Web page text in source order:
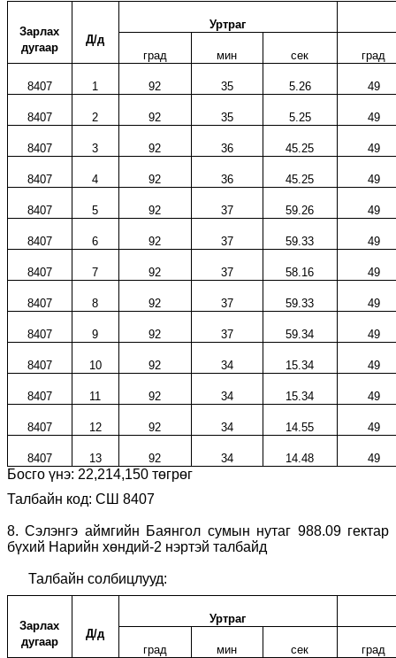
Зарлах
дугаар
Д/д
Уртраг
град мин сек град
8407 1 92 35 5.26 49
8407 2 92 35 5.25 49
8407 3 92 36 45.25 49
8407 4 92 36 45.25 49
8407 5 92 37 59.26 49
8407 6 92 37 59.33 49
8407 7 92 37 58.16 49
8407 8 92 37 59.33 49
8407 9 92 37 59.34 49
8407 10 92 34 15.34 49
8407 11 92 34 15.34 49
8407 12 92 34 14.55 49
8407 13 92 34 14.48 49
Босго үнэ: 22,214,150 төгрөг
Талбайн код: СШ 8407
8. Сэлэнгэ аймгийн Баянгол сумын нутаг 988.09 гектар
бүхий Нарийн хөндий-2 нэртэй талбайд
Талбайн солбицлууд:
Зарлах
дугаар
Д/д
Уртраг
град мин сек град